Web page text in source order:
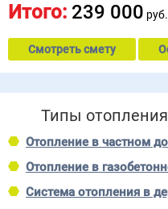
Итого: 239 000 руб.
Смотреть смету
Типы
Отопление в частном
Отопление в
Система отопления в